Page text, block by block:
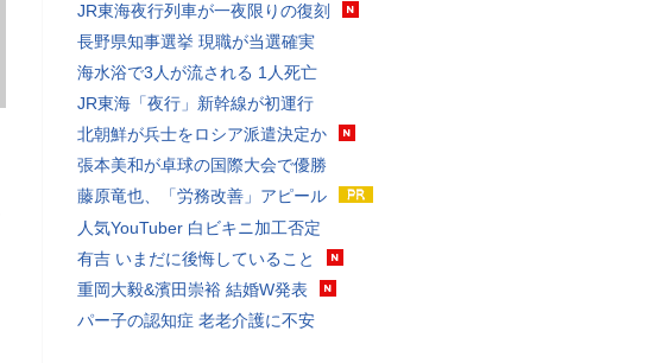
JR東海夜行列車が一夜限りの復刻
長野県知事選挙 現職が当選確実
海水浴で3人が流される 1人死亡
JR東海「夜行」新幹線が初運行
北朝鮮が兵士をロシア派遣決定か
張本美和が卓球の国際大会で優勝
藤原竜也、「労務改善」アピール
人気YouTuber 白ビキニ加工否定
有吉 いまだに後悔していること
重岡大毅&濱田崇裕 結婚W発表
パー子の認知症 老老介護に不安